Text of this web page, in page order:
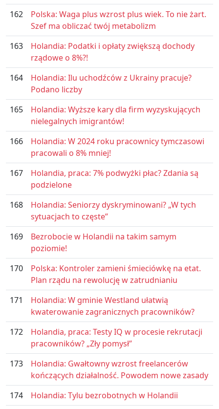
162
Polska: Waga plus wzrost plus wiek. To nie żart.
Szef ma obliczać twój metabolizm
163
Holandia: Podatki i opłaty zwiększą dochody
rządowe o 8%?!
164
Holandia: Ilu uchodźców z Ukrainy pracuje?
Podano liczby
165
Holandia: Wyższe kary dla firm wyzyskujących
nielegalnych imigrantów!
166
Holandia: W 2024 roku pracownicy tymczasowi
pracowali o 8% mniej!
167
Holandia, praca: 7% podwyżki płac? Zdania są
podzielone
168
Holandia: Seniorzy dyskryminowani? „W tych
sytuacjach to częste”
169
Bezrobocie w Holandii na takim samym
poziomie!
170
Polska: Kontroler zamieni śmieciówkę na etat.
Plan rządu na rewolucję w zatrudnianiu
171
Holandia: W gminie Westland ułatwią
kwaterowanie zagranicznych pracowników?
172
Holandia, praca: Testy IQ w procesie rekrutacji
pracowników? „Zły pomysł”
173
Holandia: Gwałtowny wzrost freelancerów
kończących działalność. Powodem nowe zasady
174
Holandia: Tylu bezrobotnych w Holandii